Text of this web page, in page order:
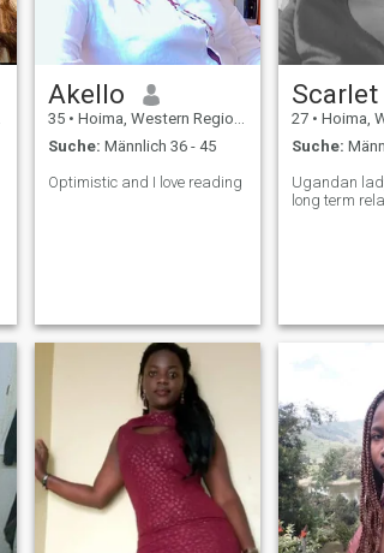
Akello
35 • Hoima, Western Region, Uganda
Suche: Männlich 36 - 45
Optimistic and I love reading
Scarlet
27 • Hoima,
Suche:
Ugandan
long term